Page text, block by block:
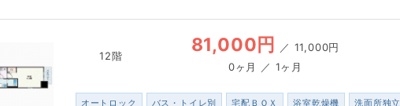
12階 81,000円 ／ 11,000円
0ヶ月 ／ 1ヶ月
オートロック バス・トイレ別 宅配ＢＯＸ 浴室乾燥機 洗面所独立